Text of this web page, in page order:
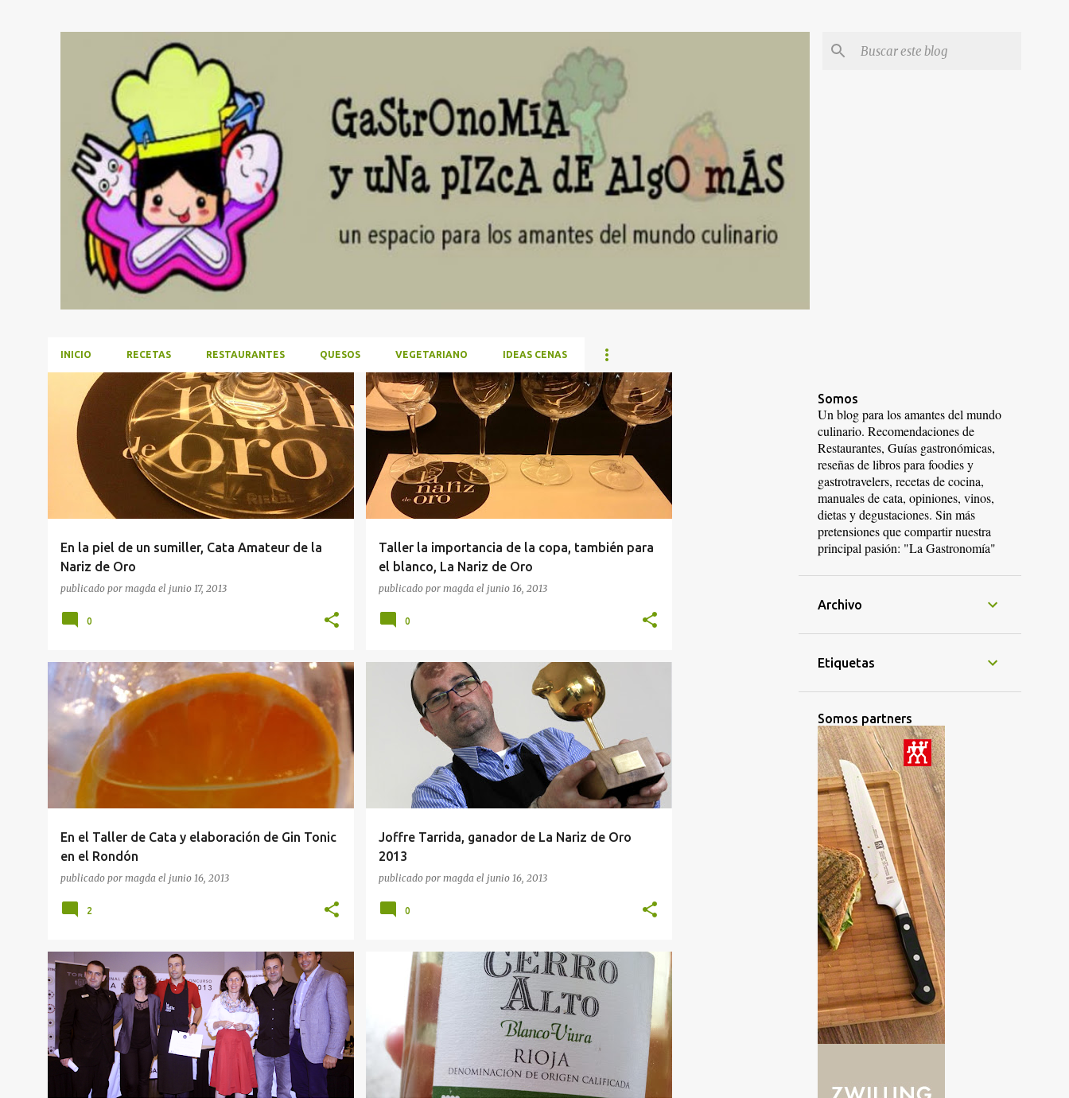
INICIO RECETAS RESTAURANTES QUESOS VEGETARIANO IDEAS CENAS
En la piel de un sumiller, Cata Amateur de la
Nariz de Oro
publicado por magda el junio 17, 2013
CATA DE VINOS DEGUSTACIONES +
SALONES GASTRONÓMICOS
0
Taller la importancia de la copa, también para
el blanco, La Nariz de Oro
publicado por magda el junio 16, 2013
DEGUSTACIONES SALONES GASTRONÓMICOS
0
En el Taller de Cata y elaboración de Gin Tonic
en el Rondón
publicado por magda el junio 16, 2013
DEGUSTACIONES
2
Joffre Tarrida, ganador de La Nariz de Oro
2013
publicado por magda el junio 16, 2013
DEGUSTACIONES SALONES GASTRONÓMICOS
0
SALONES GASTRONÓMICOS CATA DE VINOS VINOS DE LA RIOJA
Somos
Un blog para los amantes del mundo
culinario. Recomendaciones de
Restaurantes, Guías gastronómicas,
reseñas de libros para foodies y
gastrotravelers, recetas de cocina,
manuales de cata, opiniones, vinos,
dietas y degustaciones. Sin más
pretensiones que compartir nuestra
principal pasión: "La Gastronomía"
Archivo
Etiquetas
Somos partners